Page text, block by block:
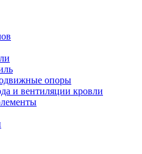
опоры
и вентиляции кровли